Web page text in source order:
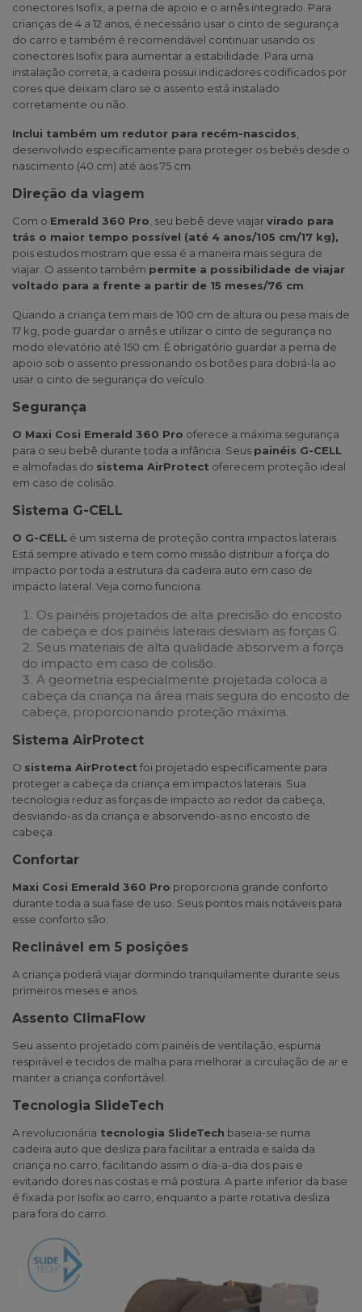
conectores Isofix, a perna de apoio e o arnês integrado. Para
crianças de 4 a 12 anos, é necessário usar o cinto de segurança
do carro e também é recomendável continuar usando os
conectores Isofix para aumentar a estabilidade. Para uma
instalação correta, a cadeira possui indicadores codificados por
cores que deixam claro se o assento está instalado
corretamente ou não.
Inclui também um redutor para recém-nascidos,
desenvolvido especificamente para proteger os bebés desde o
nascimento (40 cm) até aos 75 cm.
Direção da viagem
Com o Emerald 360 Pro, seu bebê deve viajarvirado para
trás o maior tempo possível (até 4 anos/105 cm/17 kg),
pois estudos mostram que essa é a maneira mais segura de
viajar. O assento também permite a possibilidade de viajar
voltado para a frente a partir de 15 meses/76 cm.
Quando a criança tem mais de 100 cm de altura ou pesa mais de
17 kg, pode guardar o arnês e utilizar o cinto de segurança no
modo elevatório até 150 cm. É obrigatório guardar a perna de
apoio sob o assento pressionando os botões para dobrá-la ao
usar o cinto de segurança do veículo.
Segurança
O Maxi Cosi Emerald 360 Pro oferece a máxima segurança
para o seu bebê durante toda a infância. Seus painéis G-CELL
e almofadas do sistema AirProtect oferecem proteção ideal
em caso de colisão.
Sistema G-CELL
O G-CELL é um sistema de proteção contra impactos laterais.
Está sempre ativado e tem como missão distribuir a força do
impacto por toda a estrutura da cadeira auto em caso de
impacto lateral. Veja como funciona:
Os painéis projetados de alta precisão do encosto
de cabeça e dos painéis laterais desviam as forças G.
Seus materiais de alta qualidade absorvem a força
do impacto em caso de colisão.
A geometria especialmente projetada coloca a
cabeça da criança na área mais segura do encosto de
cabeça, proporcionando proteção máxima.
Sistema AirProtect
O sistema AirProtectfoi projetado especificamente para
proteger a cabeça da criança em impactos laterais. Sua
tecnologia reduz as forças de impacto ao redor da cabeça,
desviando-as da criança e absorvendo-as no encosto de
cabeça.
Confortar
Maxi Cosi Emerald 360 Pro proporciona grande conforto
durante toda a sua fase de uso. Seus pontos mais notáveis para
esse conforto são:
Reclinável em 5 posições
A criança poderá viajar dormindo tranquilamente durante seus
primeiros meses e anos.
Assento ClimaFlow
Seu assento projetado com painéis de ventilação, espuma
respirável e tecidos de malha para melhorar a circulação de ar e
manter a criança confortável.
Tecnologia SlideTech
A revolucionária tecnologia SlideTech baseia-se numa
cadeira auto que desliza para facilitar a entrada e saída da
criança no carro, facilitando assim o dia-a-dia dos pais e
evitando dores nas costas e má postura. A parte inferior da base
é fixada por Isofix ao carro, enquanto a parte rotativa desliza
para fora do carro.